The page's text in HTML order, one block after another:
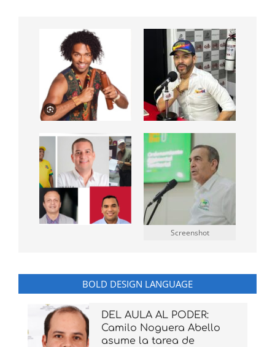
Screenshot
BOLD DESIGN LANGUAGE
DEL AULA AL PODER:
Camilo Noguera Abello
asume la tarea de